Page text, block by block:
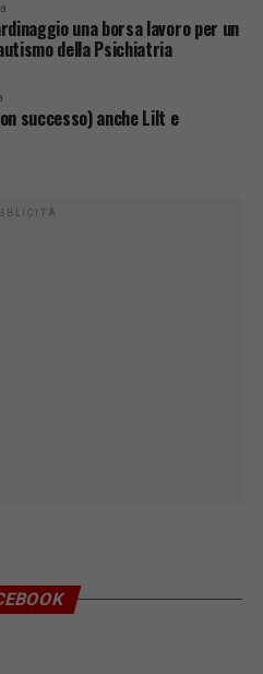
una borsa lavoro per un
della Psichiatria
successo) anche Lilt e